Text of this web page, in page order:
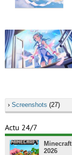
› Screenshots (27)
Actu 24/7
2026